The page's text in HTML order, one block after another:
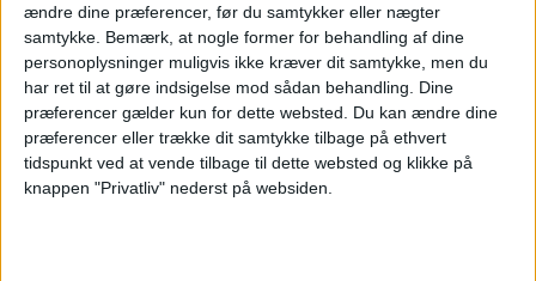
ændre dine præferencer, før du samtykker eller nægter
samtykke. Bemærk, at nogle former for behandling af dine
personoplysninger muligvis ikke kræver dit samtykke, men du
har ret til at gøre indsigelse mod sådan behandling. Dine
præferencer gælder kun for dette websted. Du kan ændre dine
præferencer eller trække dit samtykke tilbage på ethvert
tidspunkt ved at vende tilbage til dette websted og klikke på
knappen "Privatliv" nederst på websiden.
21. MAJ 2026
1 UGE PÅ KRETA FOR KUN
1.147,-